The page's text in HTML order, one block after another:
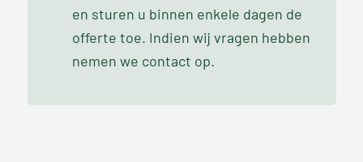
en sturen u binnen enkele dagen de
offerte toe. Indien wij vragen hebben
nemen we contact op.